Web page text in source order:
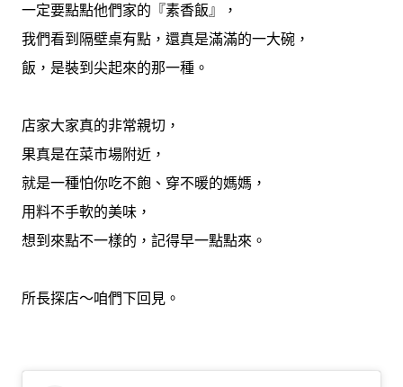
一定要點點他們家的『素香飯』，
我們看到隔壁桌有點，還真是滿滿的一大碗，
飯，是裝到尖起來的那一種。
店家大家真的非常親切，
果真是在菜市場附近，
就是一種怕你吃不飽、穿不暖的媽媽，
用料不手軟的美味，
想到來點不一樣的，記得早一點點來。
所長探店～咱們下回見。